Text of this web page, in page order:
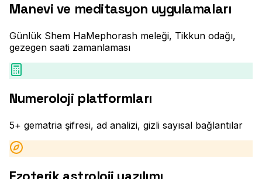
Manevi ve meditasyon uygulamaları
Günlük Shem HaMephorash meleği, Tikkun odağı,
gezegen saati zamanlaması
Numeroloji platformları
5+ gematria şifresi, ad analizi, gizli sayısal bağlantılar